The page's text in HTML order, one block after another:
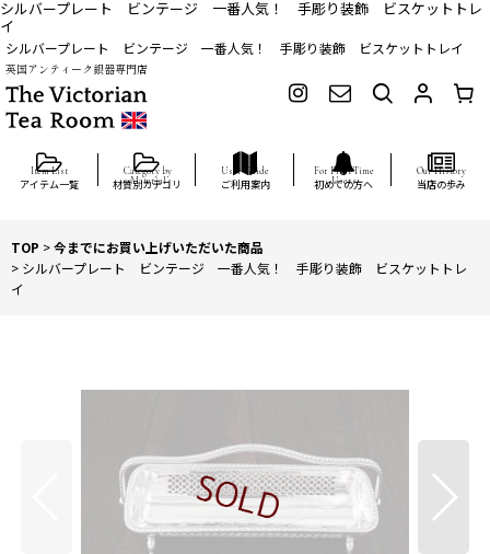
シルバープレート ビンテージ 一番人気！ 手彫り装飾 ビスケットトレ
イ
シルバープレート ビンテージ 一番人気！ 手彫り装飾 ビスケットトレイ
英国アンティーク銀器専門店
アイテム一覧 材質別カテゴリ ご利用案内 初めての方へ 当店の歩み
TOP >今までにお買い上げいただいた商品
> シルバープレート ビンテージ 一番人気！ 手彫り装飾 ビスケットトレ
イ